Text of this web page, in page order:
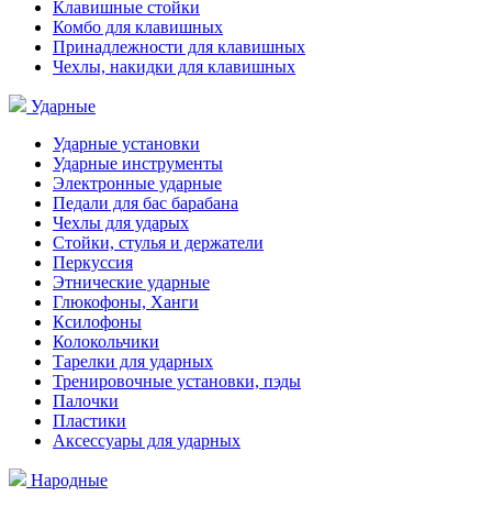
Клавишные стойки
Комбо для клавишных
Принадлежности для клавишных
Чехлы, накидки для клавишных
Ударные
Ударные установки
Ударные инструменты
Электронные ударные
Педали для бас барабана
Чехлы для ударых
Стойки, стулья и держатели
Перкуссия
Этнические ударные
Глюкофоны, Ханги
Ксилофоны
Колокольчики
Тарелки для ударных
Тренировочные установки, пэды
Палочки
Пластики
Аксессуары для ударных
Народные